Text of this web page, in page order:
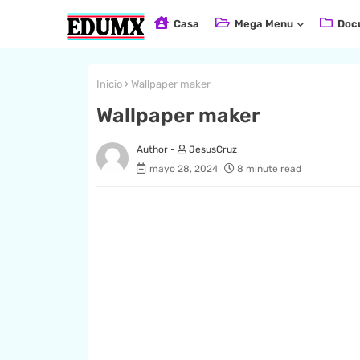
Casa Mega Menu
Inicio Wallpaper maker
Wallpaper maker
JesusCruz
mayo 28, 2024
8 minute read